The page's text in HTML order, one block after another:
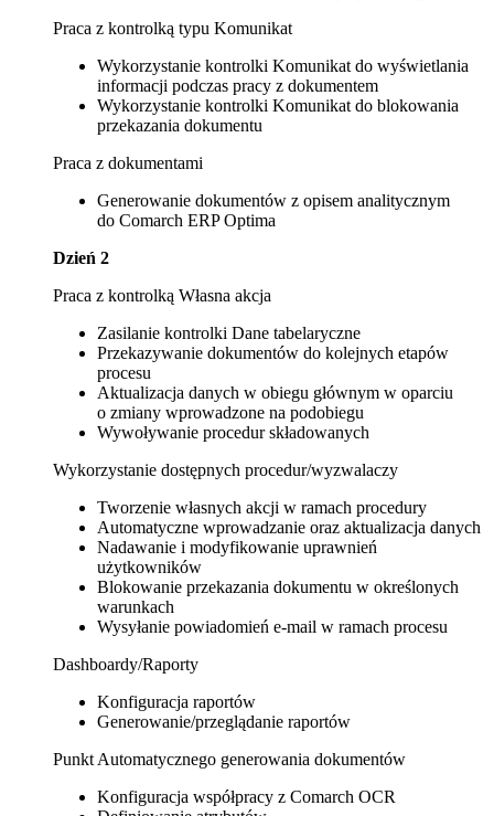
Praca z kontrolką typu Komunikat
Wykorzystanie kontrolki Komunikat do wyświetlania
informacji podczas pracy z dokumentem
Wykorzystanie kontrolki Komunikat do blokowania
przekazania dokumentu
Praca z dokumentami
Generowanie dokumentów z opisem analitycznym
do Comarch ERP Optima
Dzień 2
Praca z kontrolką Własna akcja
Zasilanie kontrolki Dane tabelaryczne
Przekazywanie dokumentów do kolejnych etapów
procesu
Aktualizacja danych w obiegu głównym w oparciu
o zmiany wprowadzone na podobiegu
Wywoływanie procedur składowanych
Wykorzystanie dostępnych procedur/wyzwalaczy
Tworzenie własnych akcji w ramach procedury
Automatyczne wprowadzanie oraz aktualizacja danych
Nadawanie i modyfikowanie uprawnień
użytkowników
Blokowanie przekazania dokumentu w określonych
warunkach
Wysyłanie powiadomień e-mail w ramach procesu
Dashboardy/Raporty
Konfiguracja raportów
Generowanie/przeglądanie raportów
Punkt Automatycznego generowania dokumentów
Konfiguracja współpracy z Comarch OCR